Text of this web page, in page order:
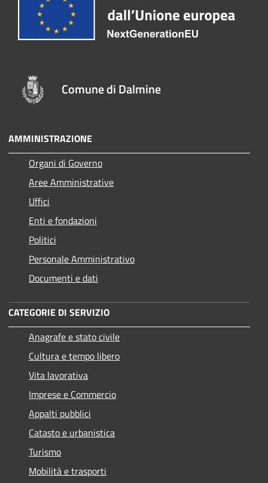
Comune di Dalmine
AMMINISTRAZIONE
Organi di Governo
Aree Amministrative
Uffici
Enti e fondazioni
Politici
Personale Amministrativo
Documenti e dati
CATEGORIE DI SERVIZIO
Anagrafe e stato civile
Cultura e tempo libero
Vita lavorativa
Imprese e Commercio
Appalti pubblici
Catasto e urbanistica
Turismo
Mobilità e trasporti